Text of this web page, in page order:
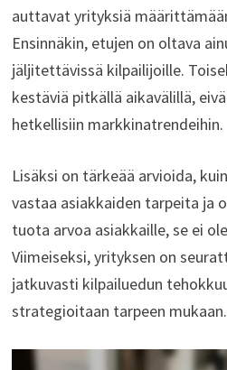
auttavat yrityksiä
Ensinnäkin, etujen on oltava
jäljitettävissä kilpailijoille.
kestäviä pitkällä aikavälillä,
hetkellisiin markkinatrendeihin.
Lisäksi on tärkeää arvioida,
vastaa asiakkaiden tarpeita ja
tuota arvoa asiakkaille, se ei
Viimeiseksi, yrityksen on
jatkuvasti kilpailuedun
strategioitaan tarpeen mukaan.